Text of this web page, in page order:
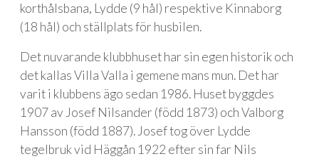
korthålsbana, Lydde (9 hål) respektive Kinnaborg
(18 hål) och ställplats för husbilen.
Det nuvarande klubbhuset har sin egen historik och
det kallas Villa Valla i gemene mans mun. Det har
varit i klubbens ägo sedan 1986. Huset byggdes
1907 av Josef Nilsander (född 1873) och Valborg
Hansson (född 1887). Josef tog över Lydde
tegelbruk vid Häggån 1922 efter sin far Nils